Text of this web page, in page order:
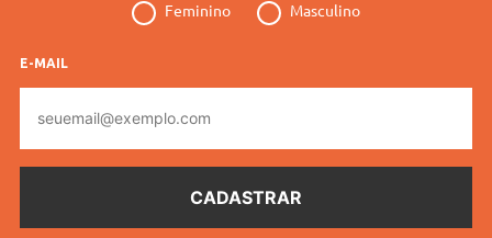
Feminino Masculino
E-MAIL
mail